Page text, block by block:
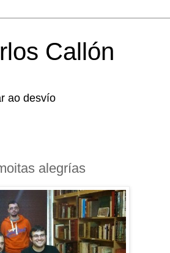
Callón
ao desvío
alegrías